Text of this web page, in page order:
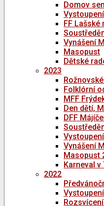
Domov
FF Lašské
Vynášení
Masopust
Dětské
2023
Folklórní
MFF
Den dětí,
DFF
Vynášení
Masopust
Karneval
2022